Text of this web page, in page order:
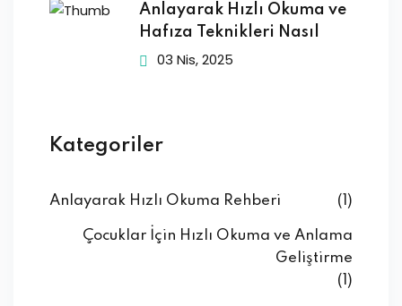
Anlayarak Hızlı Okuma ve
Hafıza Teknikleri Nasıl
03 Nis, 2025
Kategoriler
Anlayarak Hızlı Okuma Rehberi (1)
Çocuklar İçin Hızlı Okuma ve Anlama
Geliştirme
(1)